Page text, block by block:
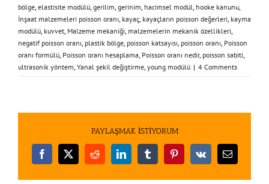
bölge elastisite modülü gerilim gerinim hacimsel modül hooke kanunu
İnşaat malzemeleri poisson oranı kayaç kayaçların poisson değerleri kayma
modülü kuvvet Malzeme mekaniği malzemelerin mekanik özellikleri
negatif poisson oranı plastik bölge poisson katsayısı poisson oranı Poisson
oranı formülü Poisson oranı hesaplama Poisson oranı nedir, poisson sabiti
ultrasonik yöntem Yanal şekil değiştirme young modülü | 4 Comments
PAYLAŞMAK İSTİYORUM
Facebook
X RedditLinkedInTumblrPinterest
Vk
E-
posta